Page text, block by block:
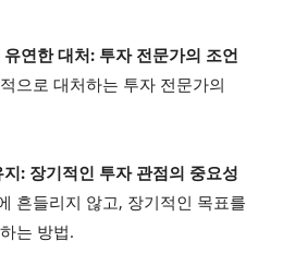
연한 대처: 투자 전문가의 조언
으로 대처하는 투자 전문가의
: 장기적인 투자 관점의 중요성
흔들리지 않고, 장기적인 목표를
는 방법.